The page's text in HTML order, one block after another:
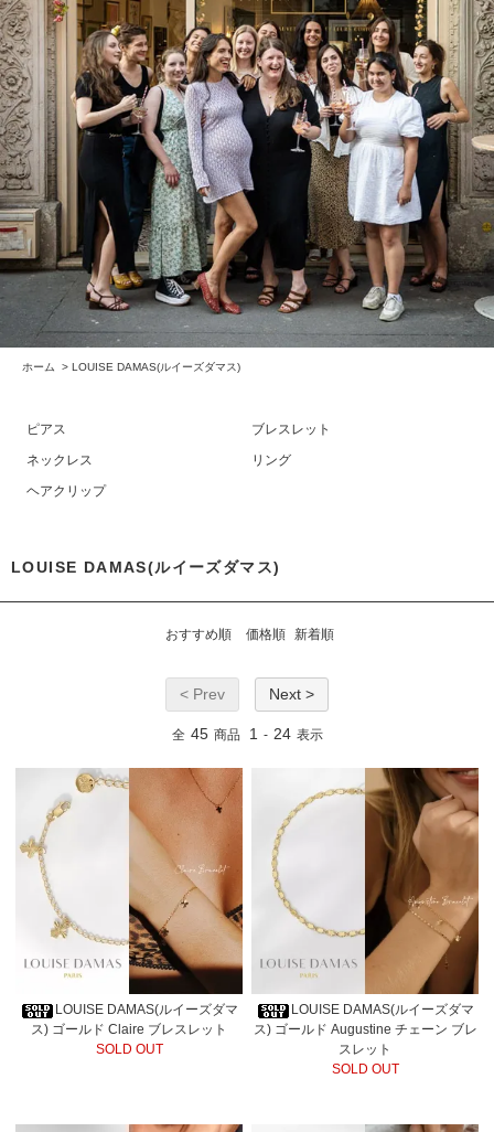
ホーム > LOUISE DAMAS(ルイーズダマス)
ピアス
ブレスレット
ネックレス
リング
ヘアクリップ
LOUISE DAMAS(ルイーズダマス)
おすすめ順 価格順 新着順
< Prev Next >
全 45 商品 1 - 24 表示
LOUISE DAMAS(ルイーズダマ
ス) ゴールド Claire ブレスレット
SOLD OUT
LOUISE DAMAS(ルイーズダマ
ス) ゴールド Augustine チェーン ブレ
スレット
SOLD OUT